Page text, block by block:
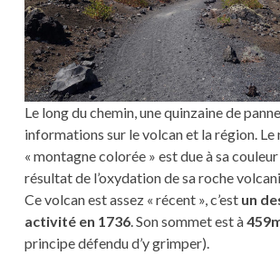
Le long du chemin, une quinzaine de
informations sur le volcan et la région. Le
« montagne colorée » est due à sa
résultat de l’oxydation de sa roche
Ce volcan est assez « récent », c’est un
activité en 1736. Son sommet est à
principe défendu d’y grimper).